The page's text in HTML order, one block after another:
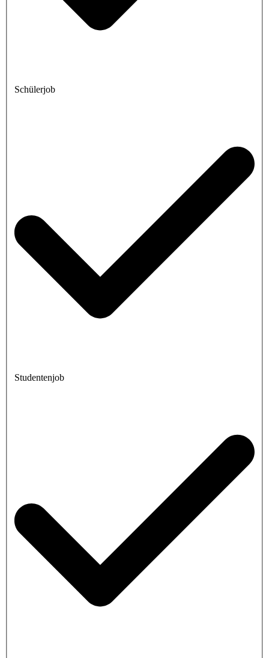
Schülerjob
Studentenjob